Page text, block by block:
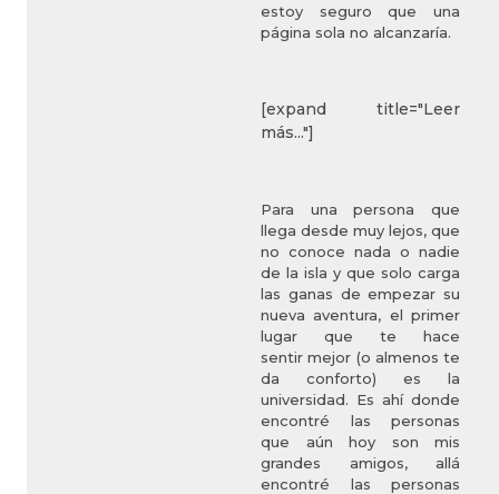
estoy seguro que una
página sola no alcanzaría.
[expand title="Leer
más..."]
Para una persona que
llega desde muy lejos, que
no conoce nada o nadie
de la isla y que solo carga
las ganas de empezar su
nueva aventura, el primer
lugar que te hace
sentir mejor (o almenos te
da conforto) es la
universidad. Es ahí donde
encontré las personas
que aún hoy son mis
grandes amigos, allá
encontré las personas